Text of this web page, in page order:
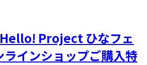
Project ひなフェ
インショップご購入特